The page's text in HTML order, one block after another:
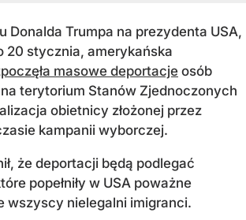
Donalda Trumpa na prezydenta USA,
20 stycznia, amerykańska
masowe deportacje osób
terytorium Stanów Zjednoczonych
obietnicy złożonej przez
kampanii wyborczej.
że deportacji będą podlegać
popełniły w USA poważne
wszyscy nielegalni imigranci.